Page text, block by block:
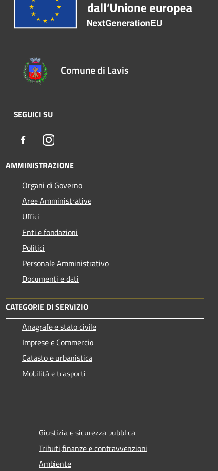
Comune di Lavis
SEGUICI SU
FacebookInstagram
AMMINISTRAZIONE
Organi di Governo
Aree Amministrative
Uffici
Enti e fondazioni
Politici
Personale Amministrativo
Documenti e dati
CATEGORIE DI SERVIZIO
Anagrafe e stato civile
Imprese e Commercio
Catasto e urbanistica
Mobilità e trasporti
Giustizia e sicurezza pubblica
Tributi,finanze e contravvenzioni
Ambiente